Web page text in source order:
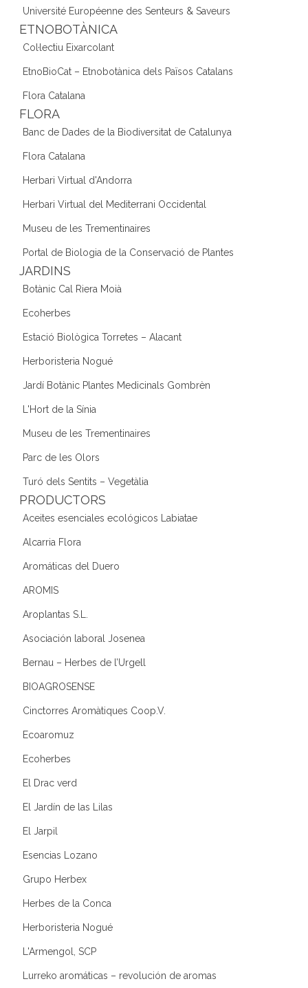
Université Européenne des Senteurs & Saveurs
ETNOBOTÀNICA
Col·lectiu Eixarcolant
EtnoBioCat – Etnobotànica dels Països Catalans
Flora Catalana
FLORA
Banc de Dades de la Biodiversitat de Catalunya
Flora Catalana
Herbari Virtual d'Andorra
Herbari Virtual del Mediterrani Occidental
Museu de les Trementinaires
Portal de Biologia de la Conservació de Plantes
JARDINS
Botànic Cal Riera Moià
Ecoherbes
Estació Biològica Torretes – Alacant
Herboristeria Nogué
Jardí Botànic Plantes Medicinals Gombrèn
L'Hort de la Sínia
Museu de les Trementinaires
Parc de les Olors
Turó dels Sentits – Vegetàlia
PRODUCTORS
Aceites esenciales ecológicos Labiatae
Alcarria Flora
Aromáticas del Duero
AROMIS
Aroplantas S.L.
Asociación laboral Josenea
Bernau – Herbes de l’Urgell
BIOAGROSENSE
Cinctorres Aromàtiques Coop.V.
Ecoaromuz
Ecoherbes
El Drac verd
El Jardín de las Lilas
El Jarpil
Esencias Lozano
Grupo Herbex
Herbes de la Conca
Herboristeria Nogué
L'Armengol, SCP
Lurreko aromáticas – revolución de aromas